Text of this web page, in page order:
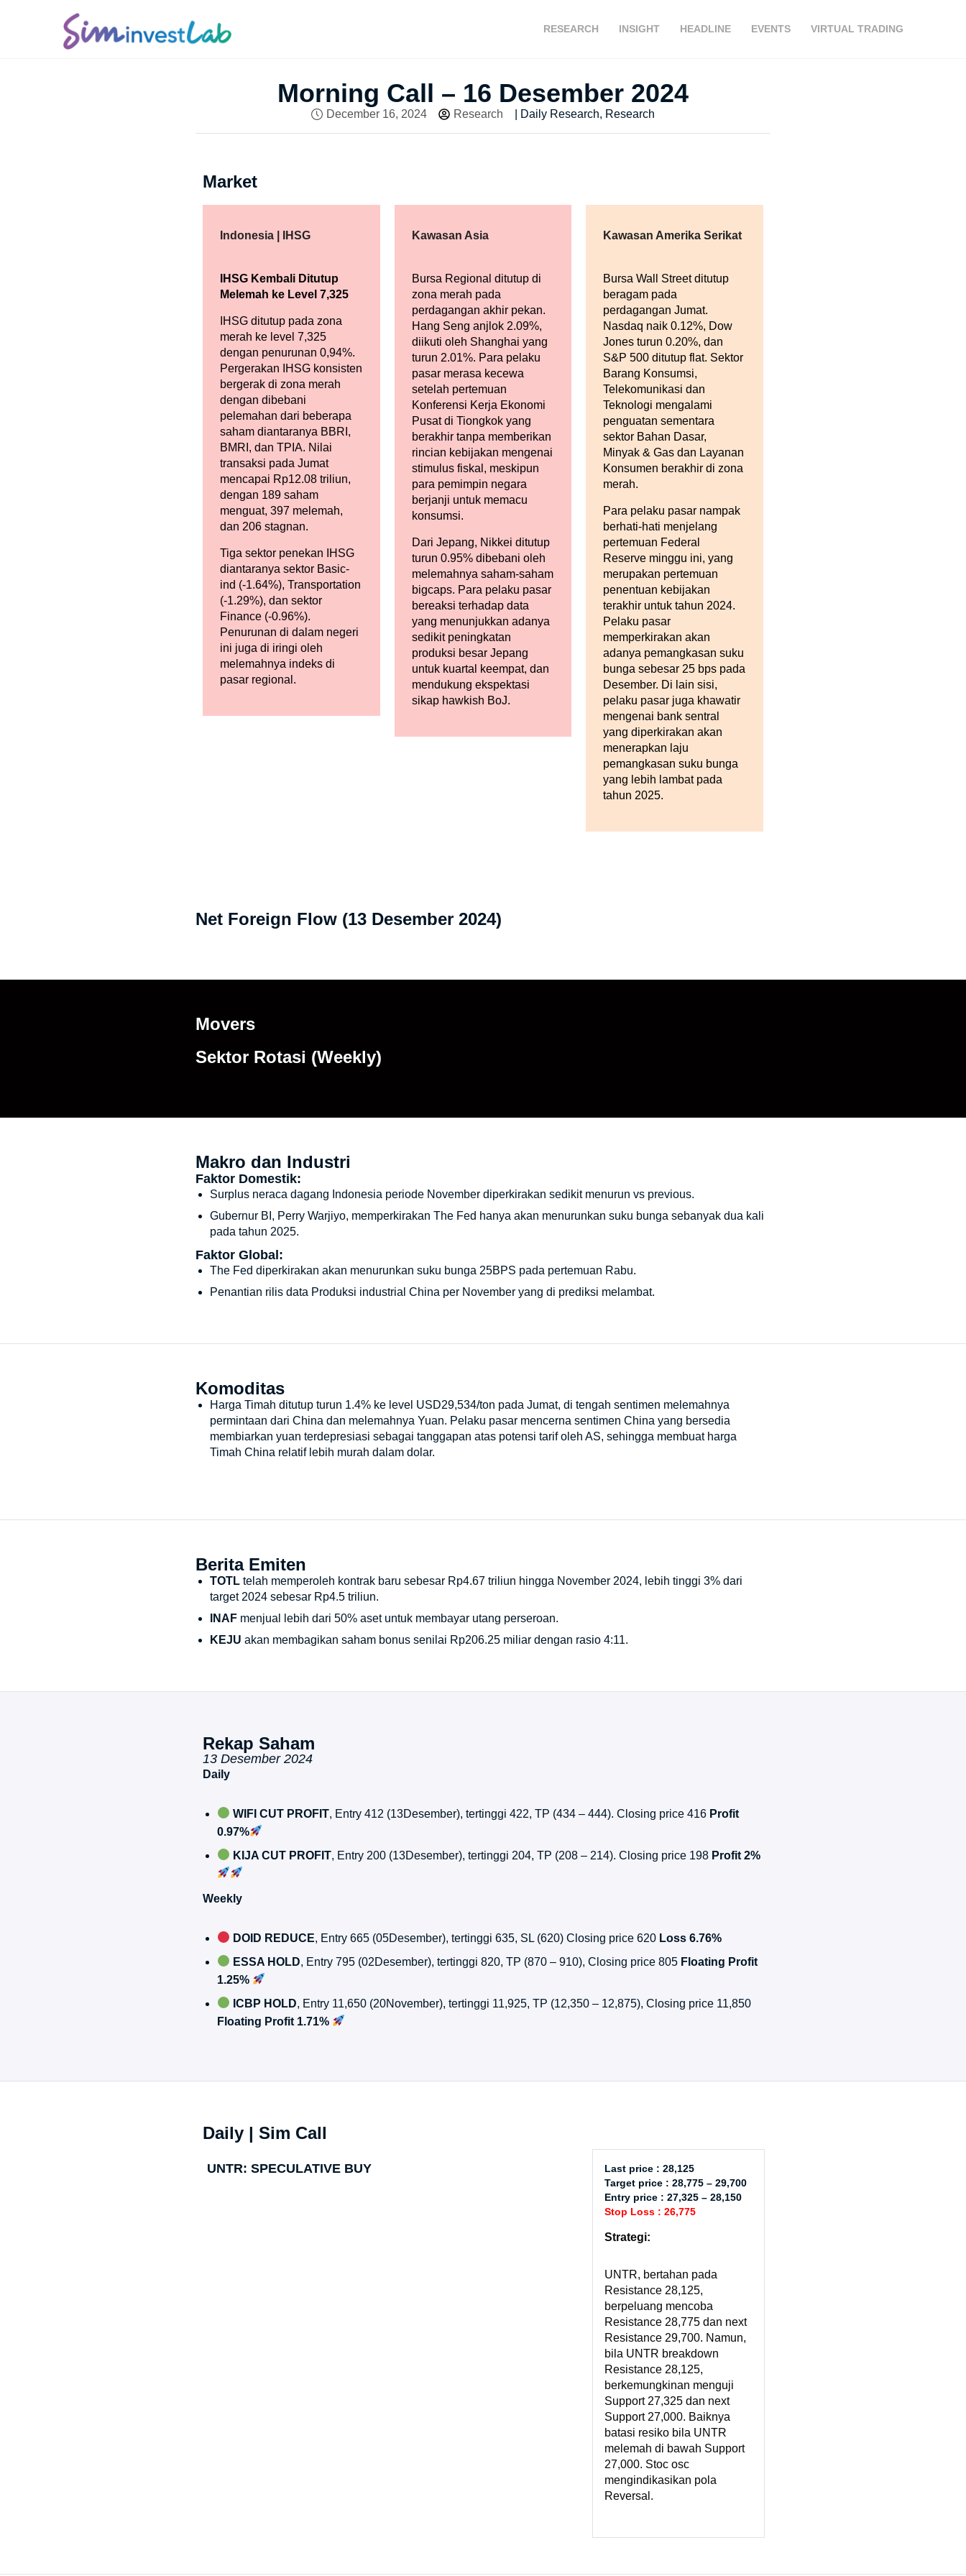
RESEARCH INSIGHT HEADLINE EVENTS VIRTUAL TRADING
Morning Call – 16 Desember 2024
December 16, 2024 Research Daily Research, Research
Market
Indonesia | IHSG
IHSG Kembali Ditutup
Melemah ke Level 7,325
IHSG ditutup pada zona
merah ke level 7,325
dengan penurunan 0,94%.
Pergerakan IHSG konsisten
bergerak di zona merah
dengan dibebani
pelemahan dari beberapa
saham diantaranya BBRI,
BMRI, dan TPIA. Nilai
transaksi pada Jumat
mencapai Rp12.08 triliun,
dengan 189 saham
menguat, 397 melemah,
dan 206 stagnan.
Tiga sektor penekan IHSG
diantaranya sektor Basic-
ind (-1.64%), Transportation
(-1.29%), dan sektor
Finance (-0.96%).
Penurunan di dalam negeri
ini juga di iringi oleh
melemahnya indeks di
pasar regional.
Kawasan Asia
Bursa Regional ditutup di
zona merah pada
perdagangan akhir pekan.
Hang Seng anjlok 2.09%,
diikuti oleh Shanghai yang
turun 2.01%. Para pelaku
pasar merasa kecewa
setelah pertemuan
Konferensi Kerja Ekonomi
Pusat di Tiongkok yang
berakhir tanpa memberikan
rincian kebijakan mengenai
stimulus fiskal, meskipun
para pemimpin negara
berjanji untuk memacu
konsumsi.
Dari Jepang, Nikkei ditutup
turun 0.95% dibebani oleh
melemahnya saham-saham
bigcaps. Para pelaku pasar
bereaksi terhadap data
yang menunjukkan adanya
sedikit peningkatan
produksi besar Jepang
untuk kuartal keempat, dan
mendukung ekspektasi
sikap hawkish BoJ.
Kawasan Amerika Serikat
Bursa Wall Street ditutup
beragam pada
perdagangan Jumat.
Nasdaq naik 0.12%, Dow
Jones turun 0.20%, dan
S&P 500 ditutup flat. Sektor
Barang Konsumsi,
Telekomunikasi dan
Teknologi mengalami
penguatan sementara
sektor Bahan Dasar,
Minyak & Gas dan Layanan
Konsumen berakhir di zona
merah.
Para pelaku pasar nampak
berhati-hati menjelang
pertemuan Federal
Reserve minggu ini, yang
merupakan pertemuan
penentuan kebijakan
terakhir untuk tahun 2024.
Pelaku pasar
memperkirakan akan
adanya pemangkasan suku
bunga sebesar 25 bps pada
Desember. Di lain sisi,
pelaku pasar juga khawatir
mengenai bank sentral
yang diperkirakan akan
menerapkan laju
pemangkasan suku bunga
yang lebih lambat pada
tahun 2025.
Net Foreign Flow (13 Desember 2024)
Movers
Sektor Rotasi (Weekly)
Makro dan Industri
Faktor Domestik:
Surplus neraca dagang Indonesia periode November diperkirakan sedikit menurun vs previous.
Gubernur BI, Perry Warjiyo, memperkirakan The Fed hanya akan menurunkan suku bunga sebanyak dua kali
pada tahun 2025.
Faktor Global:
The Fed diperkirakan akan menurunkan suku bunga 25BPS pada pertemuan Rabu.
Penantian rilis data Produksi industrial China per November yang di prediksi melambat.
Komoditas
Harga Timah ditutup turun 1.4% ke level USD29,534/ton pada Jumat, di tengah sentimen melemahnya
permintaan dari China dan melemahnya Yuan. Pelaku pasar mencerna sentimen China yang bersedia
membiarkan yuan terdepresiasi sebagai tanggapan atas potensi tarif oleh AS, sehingga membuat harga
Timah China relatif lebih murah dalam dolar.
Berita Emiten
TOTL telah memperoleh kontrak baru sebesar Rp4.67 triliun hingga November 2024, lebih tinggi 3% dari
target 2024 sebesar Rp4.5 triliun.
INAF menjual lebih dari 50% aset untuk membayar utang perseroan.
KEJU akan membagikan saham bonus senilai Rp206.25 miliar dengan rasio 4:11.
Rekap Saham
13 Desember 2024
Daily
WIFI CUT PROFIT, Entry 412 (13Desember), tertinggi 422, TP (434 – 444). Closing price 416 Profit
0.97%
KIJA CUT PROFIT, Entry 200 (13Desember), tertinggi 204, TP (208 – 214). Closing price 198 Profit 2%
Weekly
DOID REDUCE, Entry 665 (05Desember), tertinggi 635, SL (620) Closing price 620 Loss 6.76%
ESSA HOLD, Entry 795 (02Desember), tertinggi 820, TP (870 – 910), Closing price 805 Floating Profit
1.25%
ICBP HOLD, Entry 11,650 (20November), tertinggi 11,925, TP (12,350 – 12,875), Closing price 11,850
Floating Profit 1.71%
Daily | Sim Call
UNTR: SPECULATIVE BUY
Last price : 28,125
Target price : 28,775 – 29,700
Entry price : 27,325 – 28,150
Stop Loss : 26,775
Strategi:
UNTR, bertahan pada
Resistance 28,125,
berpeluang mencoba
Resistance 28,775 dan next
Resistance 29,700. Namun,
bila UNTR breakdown
Resistance 28,125,
berkemungkinan menguji
Support 27,325 dan next
Support 27,000. Baiknya
batasi resiko bila UNTR
melemah di bawah Support
27,000. Stoc osc
mengindikasikan pola
Reversal.